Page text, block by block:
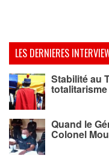
LES DERNIERES
Stabilité au
Quand le
Colonel